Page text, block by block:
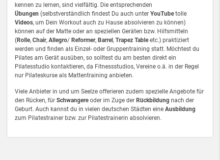
kennen zu lernen, sind vielfältig. Die entsprechenden
Übungen (selbstverständlich findest Du auch unter YouTubetolle
Videos, um Dein Workout auch zu Hause absolvieren zu können)
können auf der Matte oder an speziellen Geräten bzw. Hilfsmitteln
(Rolle, Chair, Allegro/ Reformer, Barrel , Trapez Tableetc.) praktiziert
werden und finden als Einzel- oder Gruppentraining statt. Möchtest du
Pilates am Gerät ausüben, so solltest du am besten direkt ein
Pilatesstudio kontaktieren, da Fitnessstudios, Vereine o.ä. in der Regel
nur Pilateskurse als Mattentraining anbieten.
Viele Anbieter in und um Seelze offerieren zudem spezielle Angebote für
den Rücken, für Schwangereoder im Zuge der Rückbildung nach der
Geburt. Auch kannst du in vielen deutschen Städten eine Ausbildung
zum Pilatestrainer bzw. zur Pilatestrainerin absolvieren.